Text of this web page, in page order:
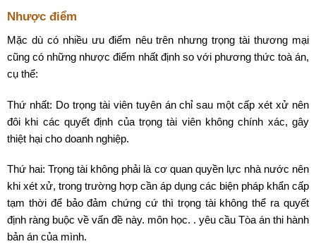
Nhược điểm
Mặc dù có nhiều ưu điểm nêu trên nhưng trọng tài thương mại
cũng có những nhược điểm nhất định so với phương thức toà án,
cụ thể:
Thứ nhất: Do trọng tài viên tuyên án chỉ sau một cấp xét xử nên
đôi khi các quyết định của trọng tài viên không chính xác, gây
thiệt hại cho doanh nghiệp.
Thứ hai: Trọng tài không phải là cơ quan quyền lực nhà nước nên
khi xét xử, trong trường hợp cần áp dụng các biện pháp khẩn cấp
tạm thời để bảo đảm chứng cứ thì trọng tài không thể ra quyết
định ràng buộc về vấn đề này. môn học. . yêu cầu Tòa án thi hành
bản án của mình.